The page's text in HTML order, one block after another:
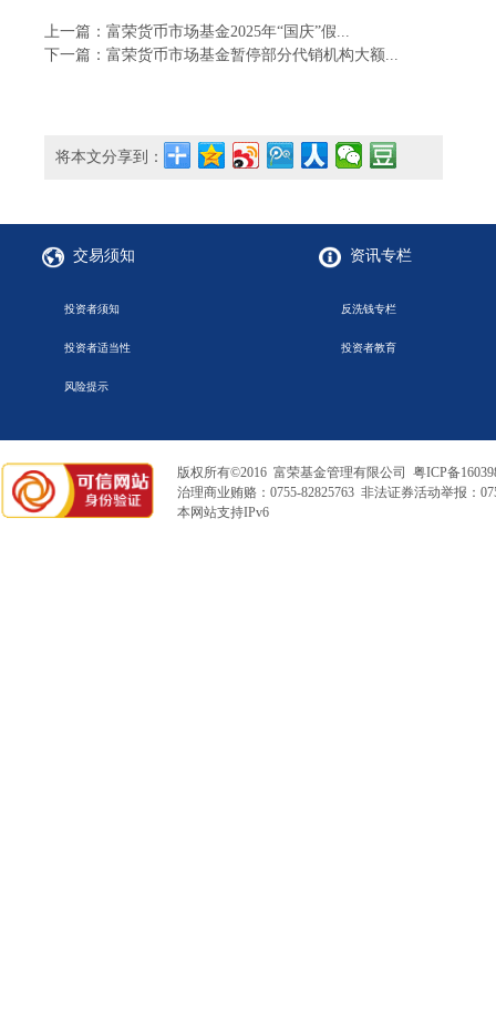
上一篇：富荣货币市场基金2025年“国庆”假...
下一篇：富荣货币市场基金暂停部分代销机构大额...
将本文分享到：
交易须知
投资者须知
投资者适当性
风险提示
资讯专栏
反洗钱专栏
投资者教育
版权所有©2016 富荣基金管理有限公司 粤ICP备
治理商业贿赂：0755-82825763 非法证券活动举报：
本网站支持IPv6